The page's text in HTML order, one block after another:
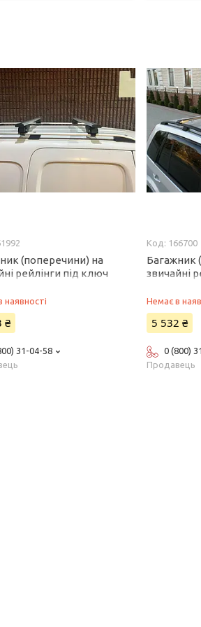
(поперечини) на
рейлінги під ключ
2002-2009 рр
наявності
₴
31-04-58
166700
Багажник
звичайні
сірий для
рр
Немає в
5 532 ₴
0 (800)
Продавець